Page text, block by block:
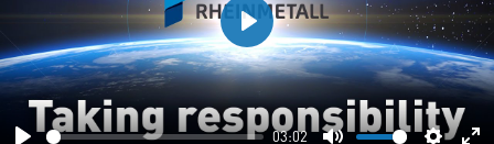
03:02
Play